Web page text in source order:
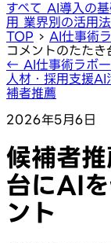
すべて AI導入の
用 業界別の活用法
TOP › AI仕事術
コメントのたたき
← AI仕事術ラボ
人材・採用支援AI
補者推薦
2026年5月6日
候補者
台にAI
ント